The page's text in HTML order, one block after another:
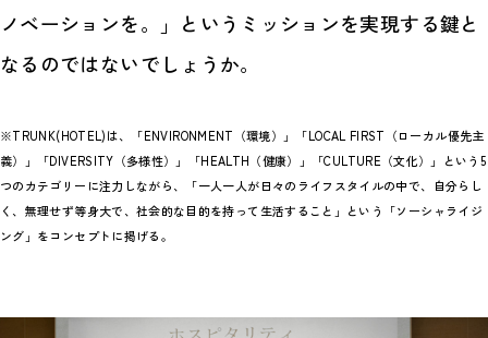
ノベーションを。」というミッションを実現する鍵と
なるのではないでしょうか。
※TRUNK(HOTEL)は、「ENVIRONMENT（環境）」「LOCAL FIRST（ローカル優先主
義）」「DIVERSITY（多様性）」「HEALTH（健康）」「CULTURE（文化）」という5
つのカテゴリーに注力しながら、「一人一人が日々のライフスタイルの中で、自分らし
く、無理せず等身大で、社会的な目的を持って生活すること」という「ソーシャライジ
ング」をコンセプトに掲げる。